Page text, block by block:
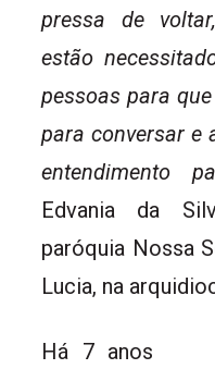
pressa de
estão
pessoas para
para conversar e
entendimento
Edvania da
paróquia Nossa
Lucia, na
Há 7 anos